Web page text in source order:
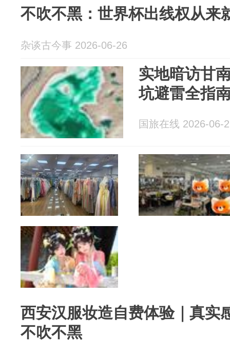
不吹不黑：世界杯出线权从来
杂谈古今事 2026-06-26
实地暗访甘
坑避雷全指
国旅在线 2026-06-
西安汉服妆造自费体验｜真实
不吹不黑